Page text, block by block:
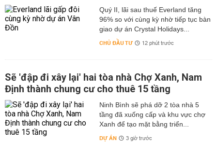
Quý II, lãi sau thuế Everland tăng
96% so với cùng kỳ nhờ tiếp tục bàn
giao dự án Crystal Holidays...
CHỦ ĐẦU TƯ 12 phút trước
Sẽ 'đập đi xây lại' hai tòa nhà Chợ Xanh, Nam
Định thành chung cư cho thuê 15 tầng
Ninh Bình sẽ phá dỡ 2 tòa nhà 5
tầng đã xuống cấp và khu vực chợ
Xanh để tạo mặt bằng triển...
DỰ ÁN 3 giờ trước